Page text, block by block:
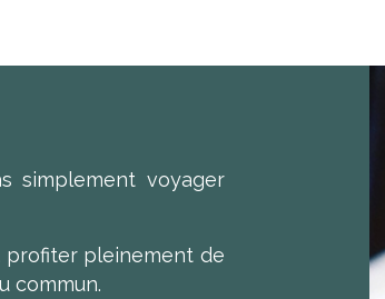
simplement voyager
profiter pleinement de
commun.